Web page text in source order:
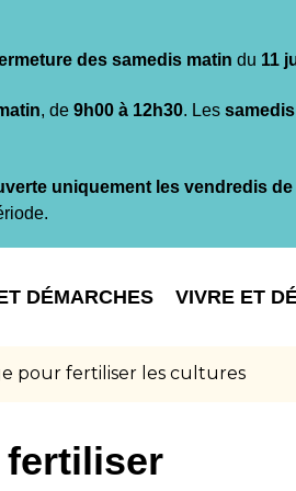
des samedis matin du 11
, de 9h00 à 12h30. Les
uniquement les vendredis de
DÉMARCHES VIVRE ET
pour fertiliser les cultures
fertiliser